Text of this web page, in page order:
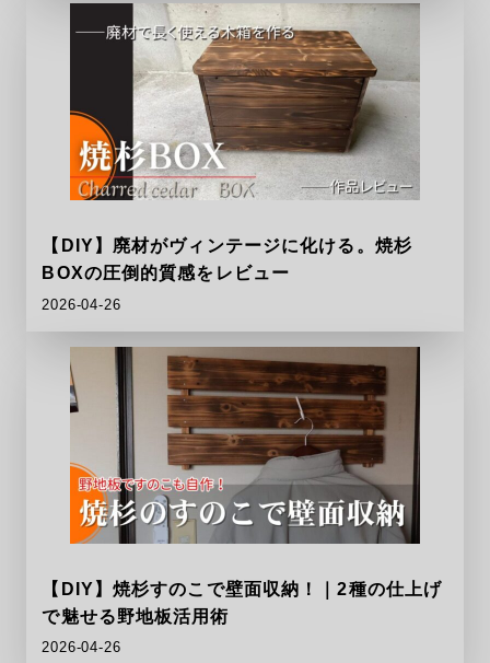
【DIY】廃材がヴィンテージに化ける。焼杉
BOXの圧倒的質感をレビュー
2026-04-26
【DIY】焼杉すのこで壁面収納！｜2種の仕上げ
で魅せる野地板活用術
2026-04-26